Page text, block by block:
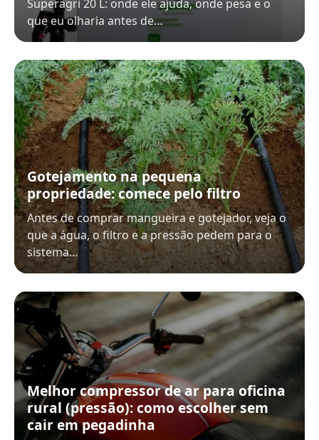
Superagri 20 L: onde ele ajuda, onde pesa e o
que eu olharia antes de…
Gotejamento na pequena
propriedade: comece pelo filtro
Antes de comprar mangueira e gotejador, veja o
que a água, o filtro e a pressão pedem para o
sistema…
Melhor compressor de ar para oficina
rural (pressão): como escolher sem
cair em pegadinha